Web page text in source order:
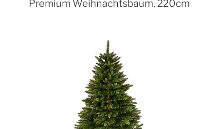
Premium Weihnachtsbaum, 220cm